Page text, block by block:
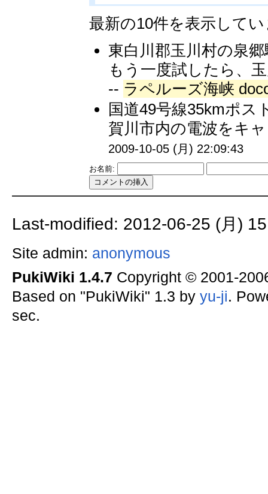
最新の10件を表示して
東白川郡玉川村の泉
もう一度試したら、
-- ラペルーズ海峡
国道49号線35kmポス
賀川市内の電波をキ
2009-10-05 (月) 22:09:43
お名前:
Last-modified: 2012-06-25 (月)
Site admin: anonymous
PukiWiki 1.4.7 Copyright © 2001-
Based on "PukiWiki" 1.3 by yu-ji.
sec.